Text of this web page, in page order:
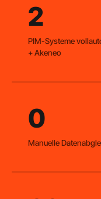
2
PIM-Systeme
+ Akeneo
0
Manuelle